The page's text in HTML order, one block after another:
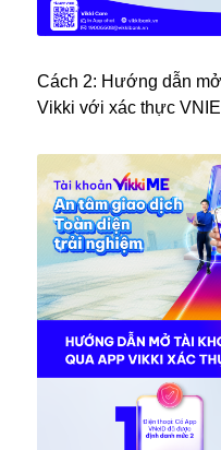
Cách 2: Hướng dẫn
Vikki với xác thực